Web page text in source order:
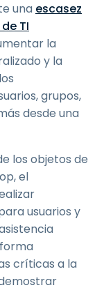
una escasez
TI
la
y la
grupos,
desde una
los objetos de
el
usuarios y
críticas a la